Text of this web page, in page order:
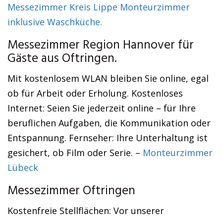
Messezimmer Kreis Lippe Monteurzimmer
inklusive Waschküche.
Messezimmer Region Hannover für
Gäste aus Oftringen.
Mit kostenlosem WLAN bleiben Sie online, egal
ob für Arbeit oder Erholung. Kostenloses
Internet: Seien Sie jederzeit online – für Ihre
beruflichen Aufgaben, die Kommunikation oder
Entspannung. Fernseher: Ihre Unterhaltung ist
gesichert, ob Film oder Serie. – Monteurzimmer
Lübeck
Messezimmer Oftringen
Kostenfreie Stellflächen: Vor unserer